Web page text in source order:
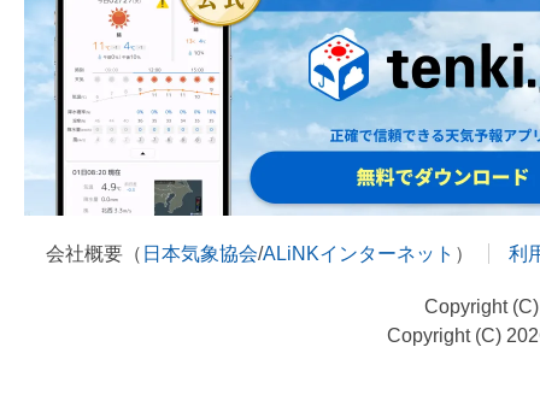
会社概要（ 日本気象協会/ALiNKインターネット ） 利
Copyright
Copyright (C)